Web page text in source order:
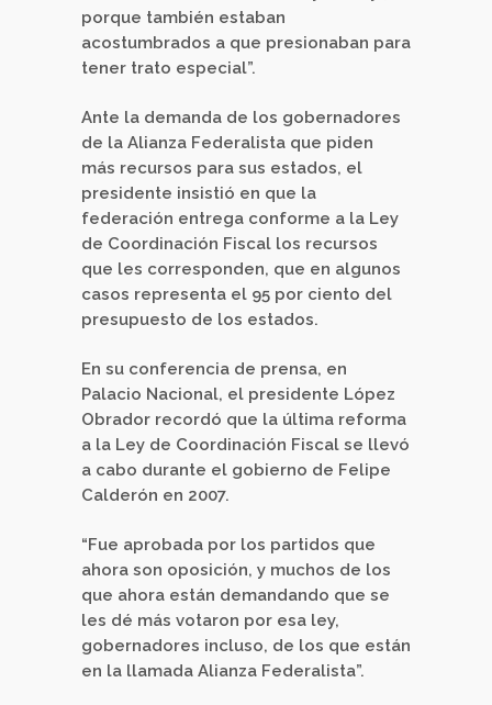
porque también estaban
acostumbrados a que presionaban para
tener trato especial”.
Ante la demanda de los gobernadores
de la Alianza Federalista que piden
más recursos para sus estados, el
presidente insistió en que la
federación entrega conforme a la Ley
de Coordinación Fiscal los recursos
que les corresponden, que en algunos
casos representa el 95 por ciento del
presupuesto de los estados.
En su conferencia de prensa, en
Palacio Nacional, el presidente López
Obrador recordó que la última reforma
a la Ley de Coordinación Fiscal se llevó
a cabo durante el gobierno de Felipe
Calderón en 2007.
“Fue aprobada por los partidos que
ahora son oposición, y muchos de los
que ahora están demandando que se
les dé más votaron por esa ley,
gobernadores incluso, de los que están
en la llamada Alianza Federalista”.